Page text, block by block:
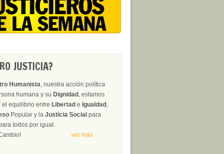
JUSTICIA?
Humanista, nuestra acción política
humana y su Dignidad , estamos
el equilibrio entre Libertad e Igualdad ,
Popular y la Justicia Social para
todos por igual.
del Cambio! ver más